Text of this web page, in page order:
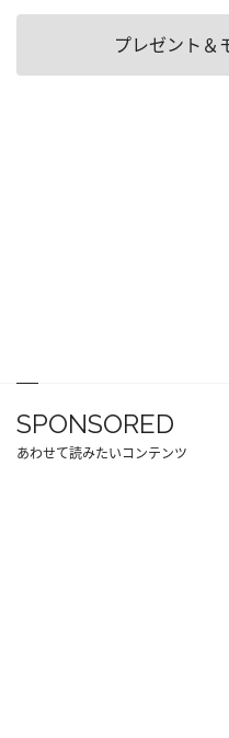
プレゼント＆
SPONSORED
あわせて読みたいコンテンツ